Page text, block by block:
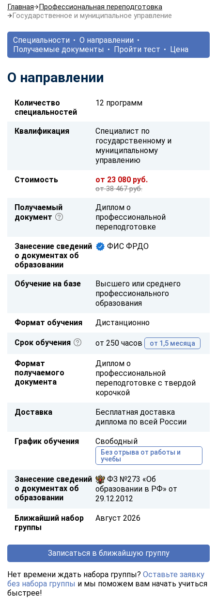
Главная
Профессиональная переподготовка
Государственное и муниципальное управление
Специальности
О направлении
Получаемые документы
Пройти тест Цена
О направлении
Количество
специальностей
12 программ
Квалификация
Специалист по
государственному и
муниципальному
управлению
Стоимость от 23 080 руб.
от 38 467 руб.
Получаемый
документ
Диплом о
профессиональной
переподготовке
Занесение сведений
о документах об
образовании
ФИС ФРДО
Обучение на базе
Высшего или среднего
профессионального
образования
Формат обучения Дистанционно
Срок обучения от 250 часов от 1,5 месяца
Формат
получаемого
документа
Диплом о
профессиональной
переподготовке с твердой
корочкой
Доставка
Бесплатная доставка
диплома по всей России
График обучения Свободный
Без отрыва от работы и
учебы
Занесение сведений
о документах об
образовании
ФЗ №273 «Об
образовании в РФ» от
29.12.2012
Ближайший набор
группы
Август 2026
Записаться в ближайшую группу
Нет времени ждать набора группы? Оставьте заявку
без набора группы и мы поможем вам начать учиться
быстрее!